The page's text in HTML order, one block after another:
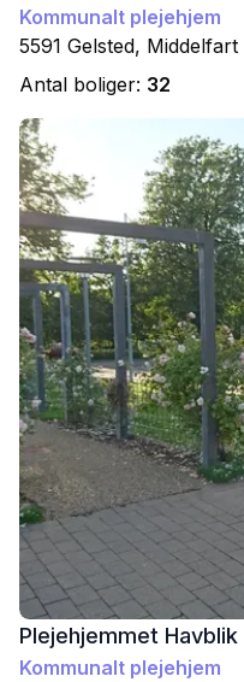
Kommunalt plejehjem
5591 Gelsted, Middelfart
Antal boliger: 32
Plejehjemmet Havblik
Kommunalt plejehjem